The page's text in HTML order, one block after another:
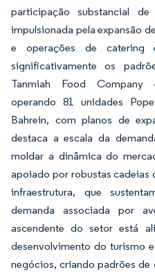
participação substancial
impulsionada pela expansão
e operações de catering
significativamente os
Tanmiah Food Company
operando 81 unidades
Bahrein, com planos de
destaca a escala da
moldar a dinâmica do
apoiado por robustas cadeias
infraestrutura, que
demanda associada por
ascendente do setor está
desenvolvimento do turismo
negócios, criando padrões de